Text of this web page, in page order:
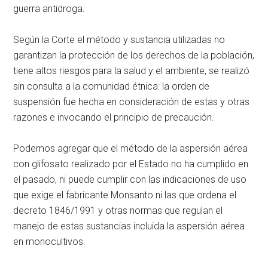
guerra antidroga.
Según la Corte el método y sustancia utilizadas no
garantizan la protección de los derechos de la población,
tiene altos riesgos para la salud y el ambiente, se realizó
sin consulta a la comunidad étnica: la orden de
suspensión fue hecha en consideración de estas y otras
razones e invocando el principio de precaución.
Podemos agregar que el método de la aspersión aérea
con glifosato realizado por el Estado no ha cumplido en
el pasado, ni puede cumplir con las indicaciones de uso
que exige el fabricante Monsanto ni las que ordena el
decreto 1846/1991 y otras normas que regulan el
manejo de estas sustancias incluida la aspersión aérea
en monocultivos.